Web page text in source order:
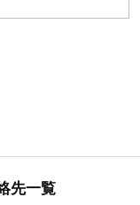
先一覧